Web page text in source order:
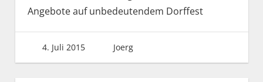
Angebote auf unbedeutendem Dorffest
4. Juli 2015 Joerg